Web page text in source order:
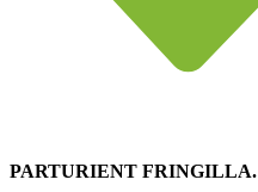
PARTURIENT FRINGILLA.